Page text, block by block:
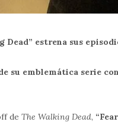
Dead” estrena sus
su emblemática serie
deThe Walking Dead,